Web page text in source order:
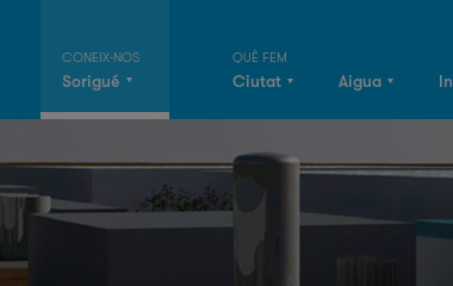
Sorigué Ciutat Aigua